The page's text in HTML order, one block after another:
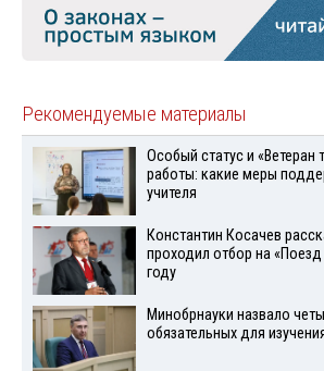
Рекомендуемые материалы
Особый статус и «Ветеран
работы: какие меры
учителя
Константин Косачев
проходил отбор на
году
Минобрнауки назвало
обязательных для